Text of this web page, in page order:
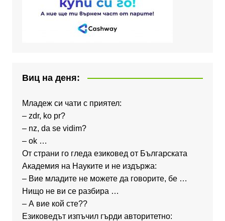
Виц на деня:
Младеж си чати с приятел:
– zdr, ko pr?
– nz, da se vidim?
– ok …
От страни го гледа езиковед от Българската
Академия на Науките и не издържа:
– Вие младите не можете да говорите, бе …
Нищо не ви се разбира …
– А вие кой сте??
Езиковедът изпъчил гърди авторитетно: